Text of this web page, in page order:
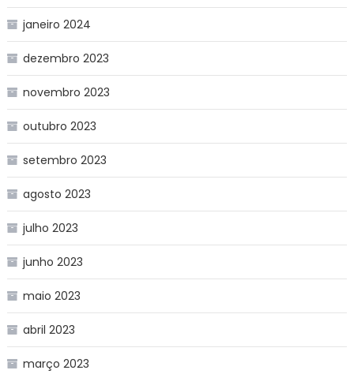
janeiro 2024
dezembro 2023
novembro 2023
outubro 2023
setembro 2023
agosto 2023
julho 2023
junho 2023
maio 2023
abril 2023
março 2023